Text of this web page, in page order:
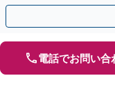
漢／盗撮／のぞき／その
電話でお問い合